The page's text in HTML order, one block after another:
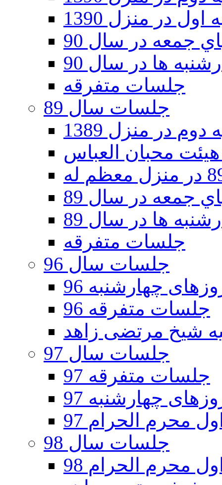
در منزل 1390
جمعه در سال 90
ها در سال 90
جلسات متفرقه
جلسات سال 89
در منزل 1389
جمعه در سال 89
ها در سال 89
جلسات متفرقه
جلسات سال 96
چهارشنبه 96
جلسات متفرقه 96
جلسات سال 97
جلسات متفرقه 97
چهارشنبه 97
محرم الحرام 97
جلسات سال 98
محرم الحرام 98